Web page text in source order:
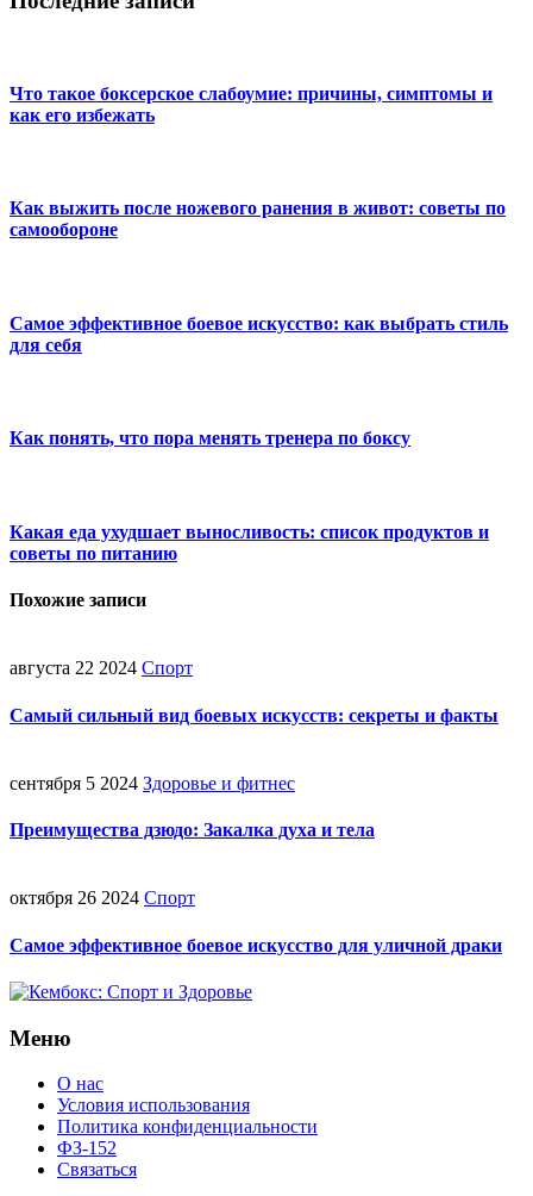
Что такое боксерское слабоумие: причины, симптомы и
как его избежать
Как выжить после ножевого ранения в живот: советы по
самообороне
Самое эффективное боевое искусство: как выбрать стиль
для себя
Как понять, что пора менять тренера по боксу
Какая еда ухудшает выносливость: список продуктов и
советы по питанию
Похожие записи
августа 22 2024 Спорт
Самый сильный вид боевых искусств: секреты и факты
сентября 5 2024 Здоровье и фитнес
Преимущества дзюдо: Закалка духа и тела
октября 26 2024 Спорт
Самое эффективное боевое искусство для уличной драки
Меню
О нас
Условия использования
Политика конфиденциальности
ФЗ-152
Связаться